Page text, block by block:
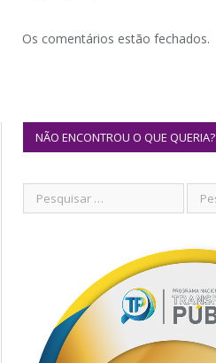
Os comentários estão fechados.
NÃO ENCONTROU O QUE QUERIA?